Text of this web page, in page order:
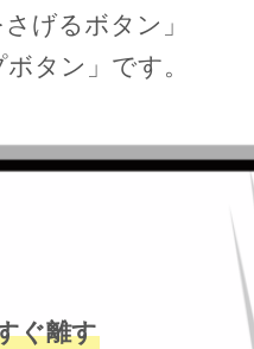
げるボタン」
タン」です。
ぐ離す